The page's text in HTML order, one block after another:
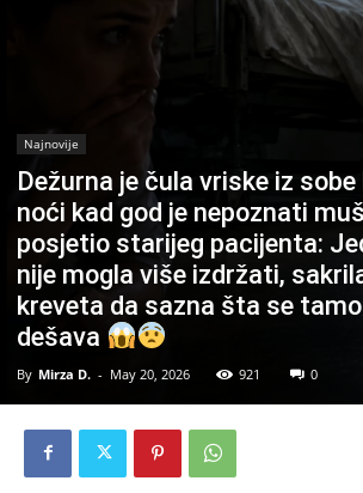
Najnovije
Dežurna je čula vriske iz sobe
noći kad god je nepoznati
posjetio starijeg pacijenta:
nije mogla više izdržati,
kreveta da sazna šta se
dešava
By Mirza D. - May 20, 2026 921 0